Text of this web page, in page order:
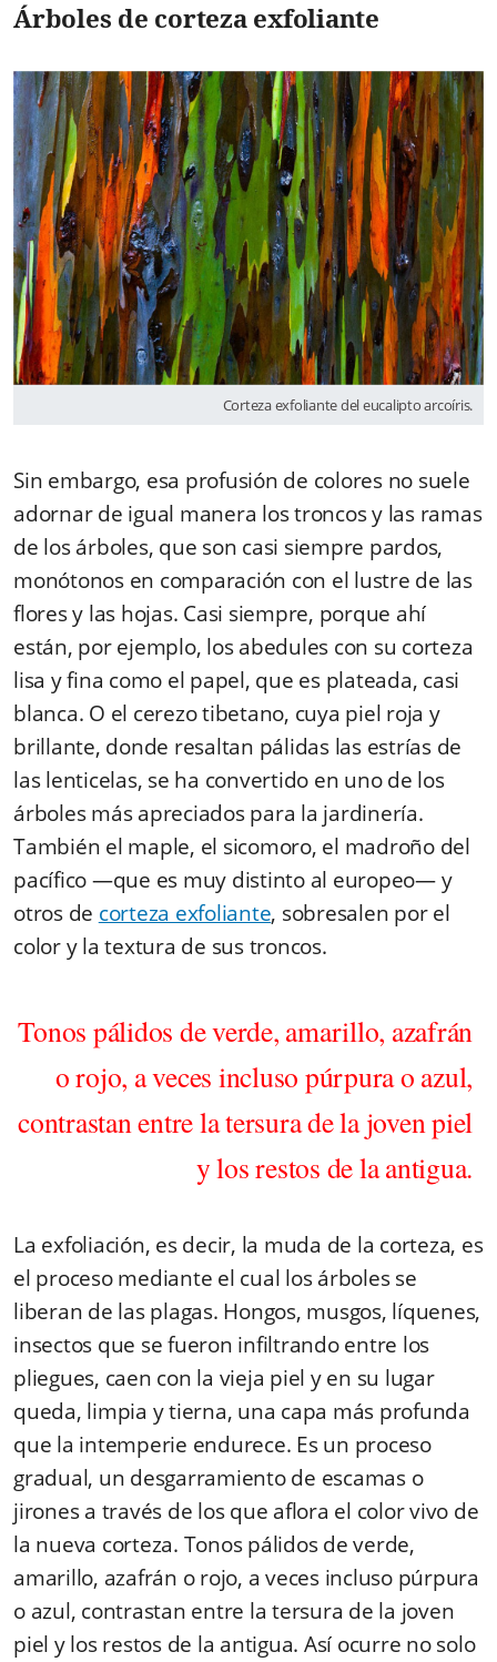
Árboles de corteza exfoliante
Corteza exfoliante del eucalipto arcoíris.
Sin embargo, esa profusión de colores no suele
adornar de igual manera los troncos y las ramas
de los árboles, que son casi siempre pardos,
monótonos en comparación con el lustre de las
flores y las hojas. Casi siempre, porque ahí
están, por ejemplo, los abedules con su corteza
lisa y fina como el papel, que es plateada, casi
blanca. O el cerezo tibetano, cuya piel roja y
brillante, donde resaltan pálidas las estrías de
las lenticelas, se ha convertido en uno de los
árboles más apreciados para la jardinería.
También el maple, el sicomoro, el madroño del
pacífico ―que es muy distinto al europeo― y
otros de corteza exfoliante, sobresalen por el
color y la textura de sus troncos.
Tonos pálidos de verde, amarillo, azafrán
o rojo, a veces incluso púrpura o azul,
contrastan entre la tersura de la joven piel
y los restos de la antigua.
La exfoliación, es decir, la muda de la corteza, es
el proceso mediante el cual los árboles se
liberan de las plagas. Hongos, musgos, líquenes,
insectos que se fueron infiltrando entre los
pliegues, caen con la vieja piel y en su lugar
queda, limpia y tierna, una capa más profunda
que la intemperie endurece. Es un proceso
gradual, un desgarramiento de escamas o
jirones a través de los que aflora el color vivo de
la nueva corteza. Tonos pálidos de verde,
amarillo, azafrán o rojo, a veces incluso púrpura
o azul, contrastan entre la tersura de la joven
piel y los restos de la antigua. Así ocurre no solo